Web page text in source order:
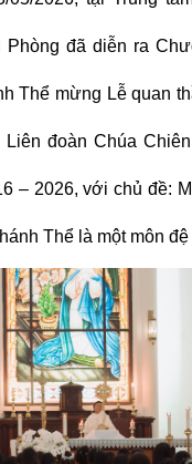
Phòng đã diễn ra
Thể mừng Lễ quan
Liên đoàn Chúa
– 2026, với chủ đề:
Thể là một môn